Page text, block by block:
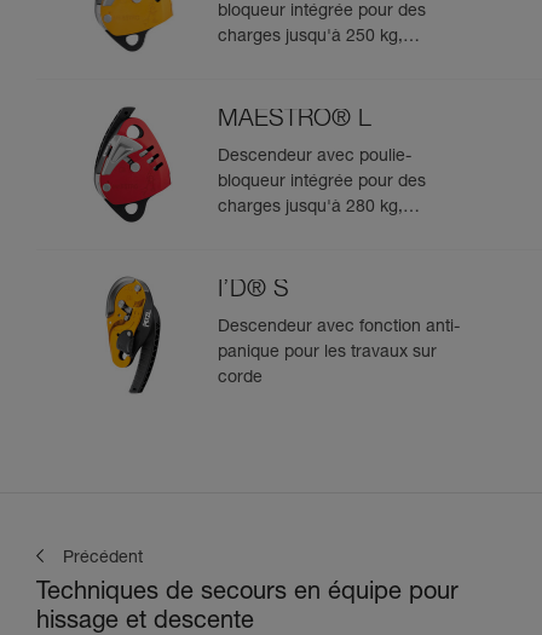
bloqueur intégrée pour des
charges jusqu'à 250 kg,
MAESTRO® L
Descendeur avec poulie-
bloqueur intégrée pour des
charges jusqu'à 280 kg,
I’D® S
Descendeur avec fonction anti-
panique pour les travaux sur
corde
Précédent
Techniques de secours en équipe pour
hissage et descente